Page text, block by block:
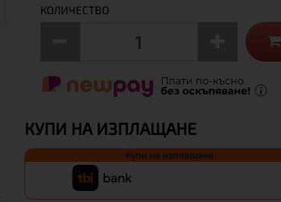
КОЛИЧЕСТВО
КУПИ НА ИЗПЛАЩАНЕ
Купи на изплащане